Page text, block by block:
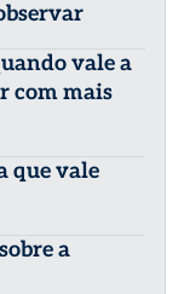
vale a
com mais
que vale
a